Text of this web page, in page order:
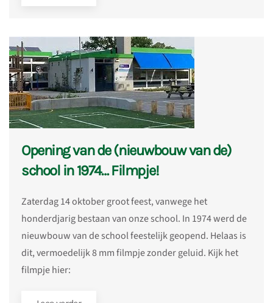
Opening van de (nieuwbouw van de)
school in 1974… Filmpje!
Zaterdag 14 oktober groot feest, vanwege het
honderdjarig bestaan van onze school. In 1974 werd de
nieuwbouw van de school feestelijk geopend. Helaas is
dit, vermoedelijk 8 mm filmpje zonder geluid. Kijk het
filmpje hier: